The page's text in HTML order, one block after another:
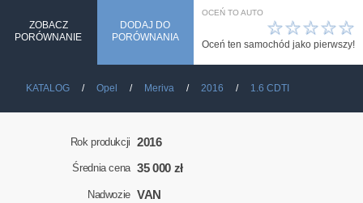
ZOBACZ
PORÓWNANIE
DODAJ DO
PORÓWNANIA
OCEŃ TO AUTO
☆
☆
☆
☆
☆
Oceń ten samochód jako pierwszy!
KATALOG Opel Meriva 2016 1.6 CDTI
Rok produkcji 2016
Średnia cena 35 000 zł
Nadwozie VAN